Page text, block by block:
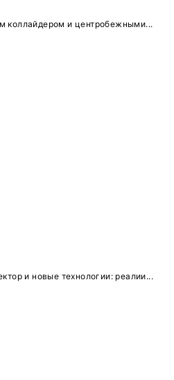
коллайдером и центробежными...
и новые технологии: реалии...